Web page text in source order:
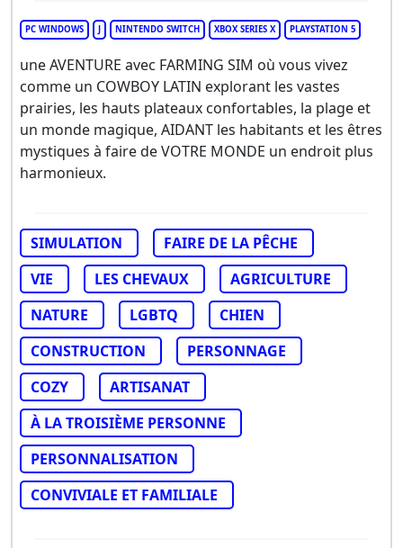
PC WINDOWS J NINTENDO SWITCH XBOX SERIES X PLAYSTATION 5
une AVENTURE avec FARMING SIM où vous vivez
comme un COWBOY LATIN explorant les vastes
prairies, les hauts plateaux confortables, la plage et
un monde magique, AIDANT les habitants et les êtres
mystiques à faire de VOTRE MONDE un endroit plus
harmonieux.
SIMULATION
FAIRE DE LA PÊCHE
VIE
LES CHEVAUX
AGRICULTURE
NATURE
LGBTQ
CHIEN
CONSTRUCTION
PERSONNAGE
COZY
ARTISANAT
À LA TROISIÈME PERSONNE
PERSONNALISATION
CONVIVIALE ET FAMILIALE